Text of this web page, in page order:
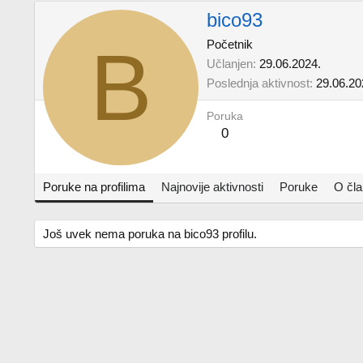
B
bico93
Početnik
Učlanjen 29.06.2024.
Poslednja aktivnost
Poruka
0
Poruke na profilima Najnovije aktivnosti Poruke O
Još uvek nema poruka na bico93 profilu.